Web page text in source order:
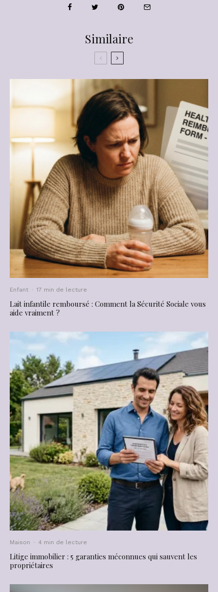
Similaire
Enfant · 17 min de lecture
Lait infantile remboursé : Comment la Sécurité Sociale vous
aide vraiment ?
Maison · 4 min de lecture
Litige immobilier : 5 garanties méconnues qui sauvent les
propriétaires